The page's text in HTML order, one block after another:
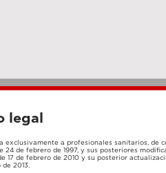
legal
a profesionales sanitarios, de
de febrero de 1997, y sus posteriores
de febrero de 2010 y su posterior
2013.